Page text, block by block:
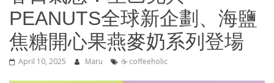
PEANUTS全球新企劃、海鹽
焦糖開心果燕麥奶系列登場
April 10, 2025 Maru ☕ coffeeholic